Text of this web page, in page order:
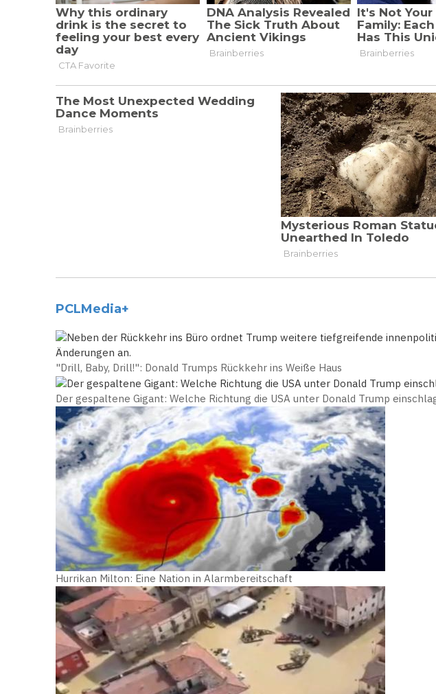
PCLMedia+
"Drill, Baby, Drill!": Donald Trumps Rückkehr ins Weiße Haus
Der gespaltene Gigant: Welche Richtung die USA unter Donald Trump
Hurrikan Milton: Eine Nation in Alarmbereitschaft